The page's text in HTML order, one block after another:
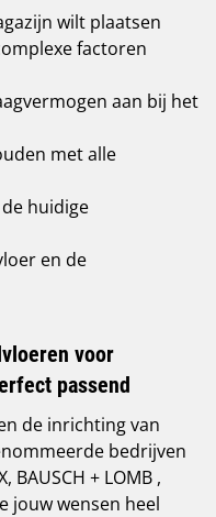
wilt plaatsen
factoren
aan bij het
met alle
huidige
en de
voor
passend
de inrichting van
bedrijven
BAUSCH + LOMB ,
jouw wensen heel